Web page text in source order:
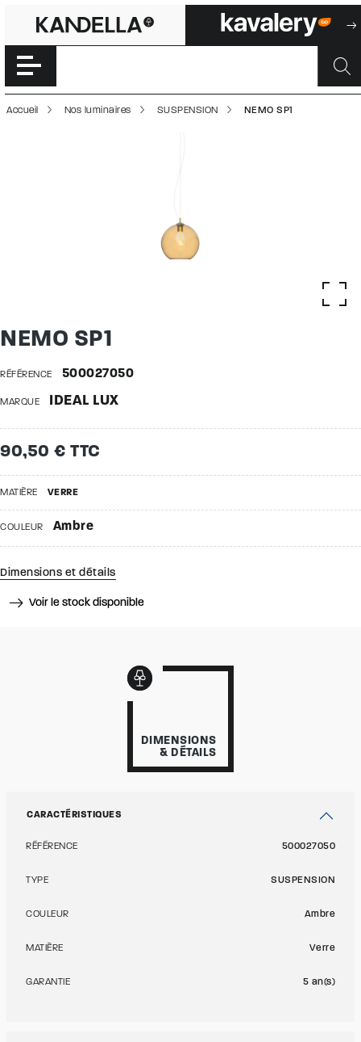
NEMO SP1 |
Accéder directement au contenu de la page
Accueil Nos luminaires SUSPENSION NEMO SP1
NEMO SP1
RÉFÉRENCE 500027050
MARQUE IDEAL LUX
90,50 € TTC
MATIÈRE VERRE
COULEUR Ambre
Dimensions et détails
Voir le stock disponible
DIMENSIONS
& DÉTAILS
CARACTÉRISTIQUES
RÉFÉRENCE 500027050
TYPE SUSPENSION
COULEUR Ambre
MATIÈRE Verre
GARANTIE 5 an(s)